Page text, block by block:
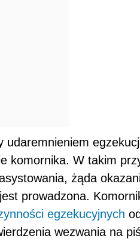
udaremnieniem
komornika. W takim
żąda
prowadzona.
egzekucyjnych
wezwania na